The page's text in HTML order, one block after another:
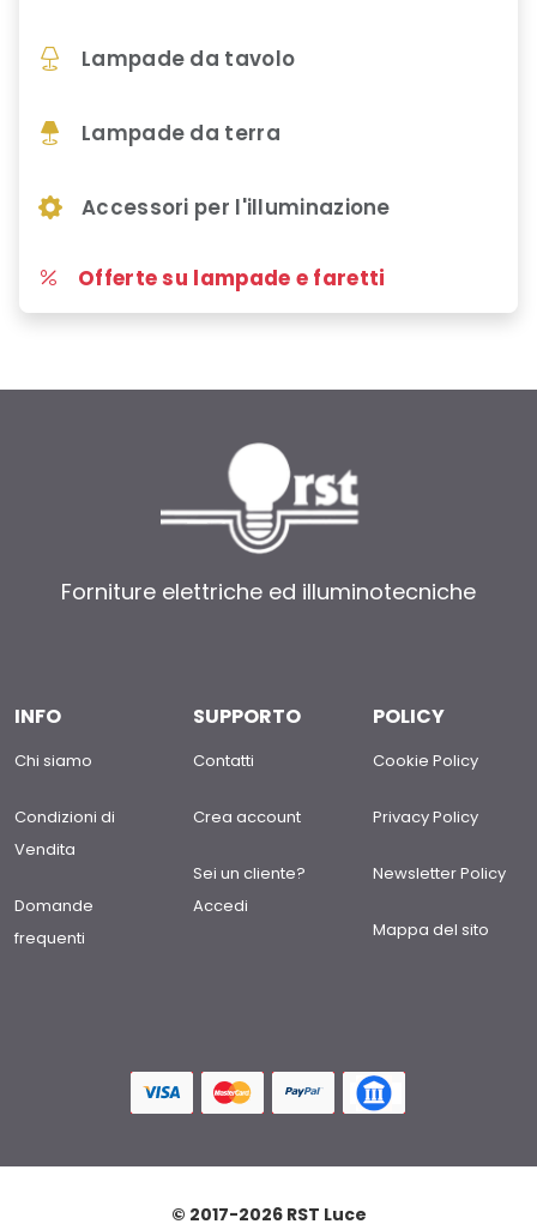
Lampade da tavolo
Lampade da terra
Accessori per l'illuminazione
Offerte su lampade e faretti
Forniture elettriche ed illuminotecniche
INFO
Chi siamo
Condizioni di
Vendita
Domande
frequenti
SUPPORTO
Contatti
Crea account
Sei un cliente?
Accedi
POLICY
Cookie Policy
Privacy Policy
Newsletter Policy
Mappa del sito
© 2017-2026 RST Luce